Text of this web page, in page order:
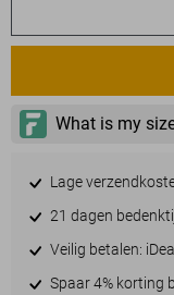
Lage
21 dagen
Veilig betalen:
Spaar 4% korting